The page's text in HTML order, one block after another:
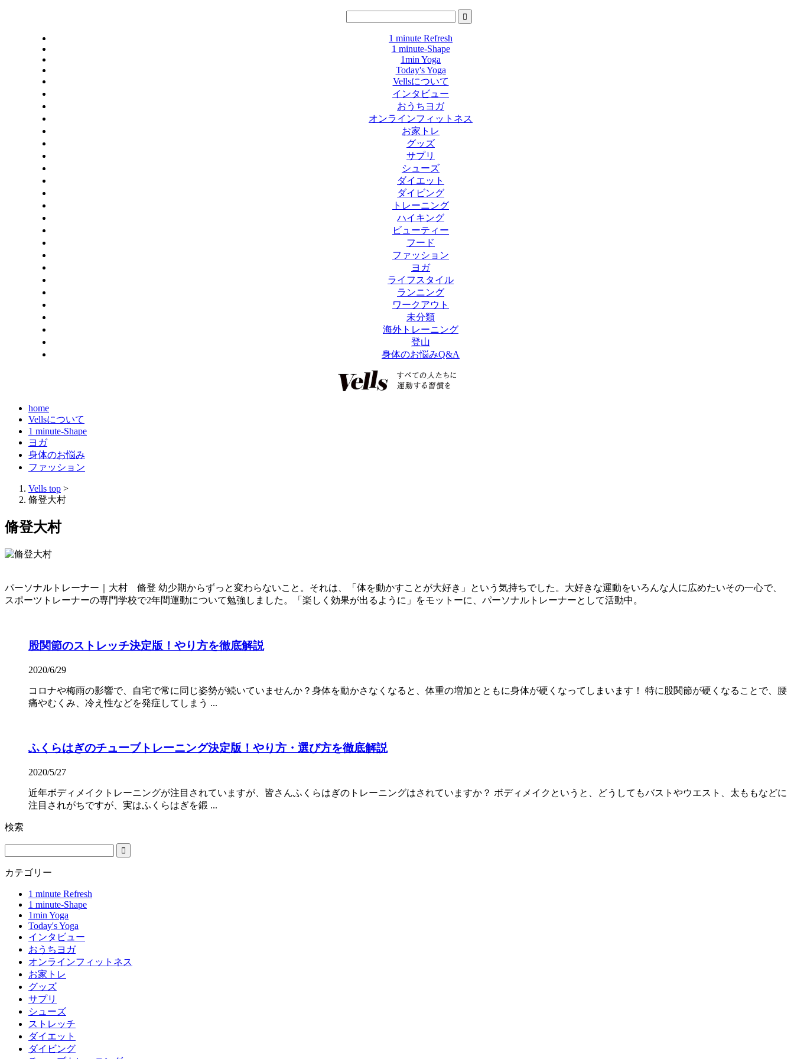
1 minute Refresh
1 minute-Shape
1min Yoga
Today's Yoga
Vellsについて
インタビュー
おうちヨガ
オンラインフィットネス
お家トレ
グッズ
サプリ
シューズ
ダイエット
ダイビング
トレーニング
ハイキング
ビューティー
フード
ファッション
ヨガ
ライフスタイル
ランニング
ワークアウト
未分類
海外トレーニング
登山
身体のお悩みQ&A
home
Vellsについて
1 minute-Shape
ヨガ
身体のお悩み
ファッション
Vells top >
脩登大村
脩登大村
パーソナルトレーナー｜大村 脩登 幼少期からずっと変わらないこと。それは、「体を動かすことが大好き」という気持ちでした。大好きな運動をいろんな人に広めたいその一心で、
スポーツトレーナーの専門学校で2年間運動について勉強しました。「楽しく効果が出るように」をモットーに、パーソナルトレーナーとして活動中。
股関節のストレッチ決定版！やり方を徹底解説
2020/6/29
コロナや梅雨の影響で、自宅で常に同じ姿勢が続いていませんか？身体を動かさなくなると、体重の増加とともに身体が硬くなってしまいます！ 特に股関節が硬くなることで、腰
痛やむくみ、冷え性などを発症してしまう ...
ふくらはぎのチューブトレーニング決定版！やり方・選び方を徹底解説
2020/5/27
近年ボディメイクトレーニングが注目されていますが、皆さんふくらはぎのトレーニングはされていますか？ ボディメイクというと、どうしてもバストやウエスト、太ももなどに
注目されがちですが、実はふくらはぎを鍛 ...
検索
カテゴリー
1 minute Refresh
1 minute-Shape
1min Yoga
Today's Yoga
インタビュー
おうちヨガ
オンラインフィットネス
お家トレ
グッズ
サプリ
シューズ
ストレッチ
ダイエット
ダイビング